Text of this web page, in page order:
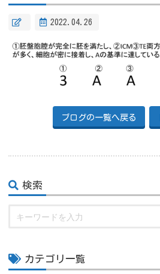
2022.04.26
ブログの一覧へ戻る
検索
カテゴリ一覧